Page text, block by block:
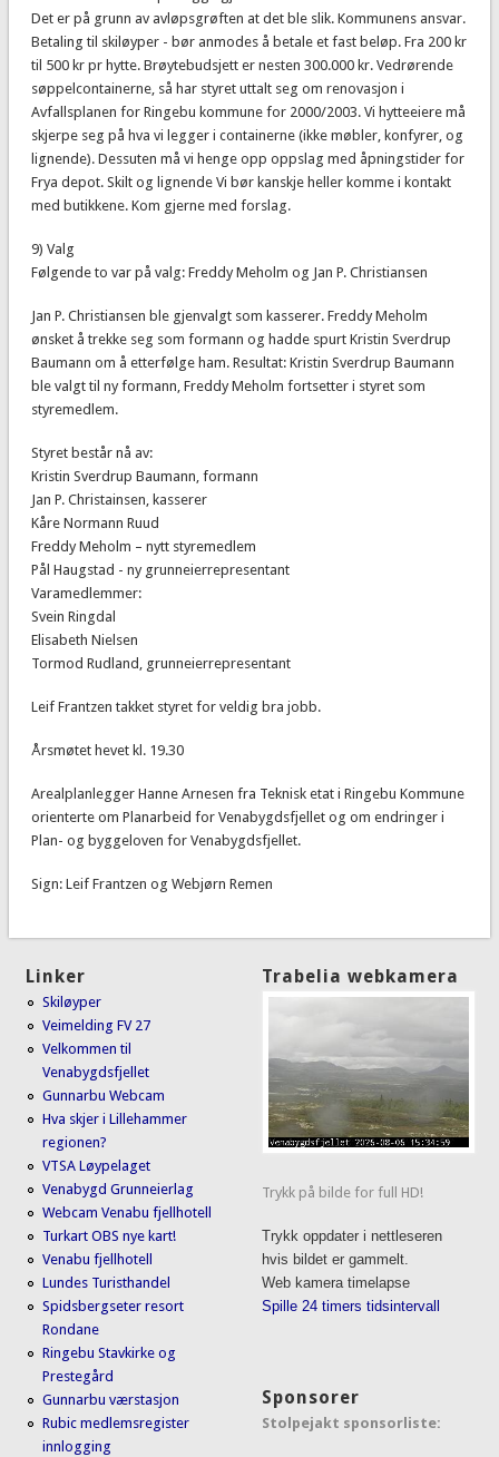
Det er på grunn av avløpsgrøften at det ble slik. Kommunens ansvar.
Betaling til skiløyper - bør anmodes å betale et fast beløp. Fra 200 kr
til 500 kr pr hytte. Brøytebudsjett er nesten 300.000 kr. Vedrørende
søppelcontainerne, så har styret uttalt seg om renovasjon i
Avfallsplanen for Ringebu kommune for 2000/2003. Vi hytteeiere må
skjerpe seg på hva vi legger i containerne (ikke møbler, konfyrer, og
lignende). Dessuten må vi henge opp oppslag med åpningstider for
Frya depot. Skilt og lignende Vi bør kanskje heller komme i kontakt
med butikkene. Kom gjerne med forslag.
9) Valg
Følgende to var på valg: Freddy Meholm og Jan P. Christiansen
Jan P. Christiansen ble gjenvalgt som kasserer. Freddy Meholm
ønsket å trekke seg som formann og hadde spurt Kristin Sverdrup
Baumann om å etterfølge ham. Resultat: Kristin Sverdrup Baumann
ble valgt til ny formann, Freddy Meholm fortsetter i styret som
styremedlem.
Styret består nå av:
Kristin Sverdrup Baumann, formann
Jan P. Christainsen, kasserer
Kåre Normann Ruud
Freddy Meholm – nytt styremedlem
Pål Haugstad - ny grunneierrepresentant
Varamedlemmer:
Svein Ringdal
Elisabeth Nielsen
Tormod Rudland, grunneierrepresentant
Leif Frantzen takket styret for veldig bra jobb.
Årsmøtet hevet kl. 19.30
Arealplanlegger Hanne Arnesen fra Teknisk etat i Ringebu Kommune
orienterte om Planarbeid for Venabygdsfjellet og om endringer i
Plan- og byggeloven for Venabygdsfjellet.
Sign: Leif Frantzen og Webjørn Remen
Linker
Skiløyper
Veimelding FV 27
Velkommen til
Venabygdsfjellet
Gunnarbu Webcam
Hva skjer i Lillehammer
regionen?
VTSA Løypelaget
Venabygd Grunneierlag
Webcam Venabu fjellhotell
Turkart OBS nye kart!
Venabu fjellhotell
Lundes Turisthandel
Spidsbergseter resort
Rondane
Ringebu Stavkirke og
Prestegård
Gunnarbu værstasjon
Rubic medlemsregister
innlogging
Trabelia webkamera
Trykk på bilde for full HD!
Trykk oppdater i nettleseren
hvis bildet er gammelt.
Web kamera timelapse
Spille 24 timers tidsintervall
Sponsorer
Stolpejakt sponsorliste: